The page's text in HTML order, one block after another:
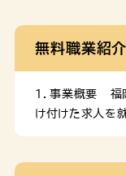
無料職業紹
１．事業概要 福
け付けた求人を